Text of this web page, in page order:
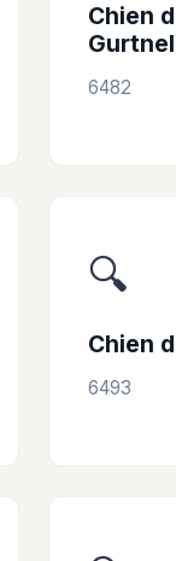
Chien
6482
🔍
Chien
6493